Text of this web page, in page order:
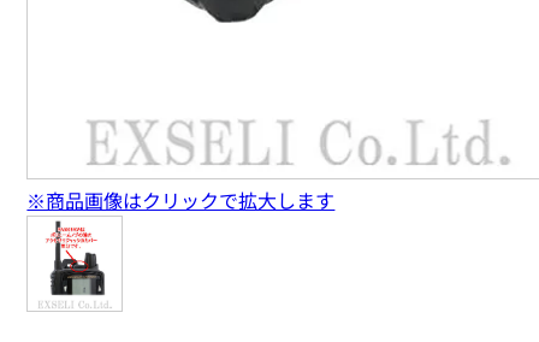
※商品画像はクリックで拡大します